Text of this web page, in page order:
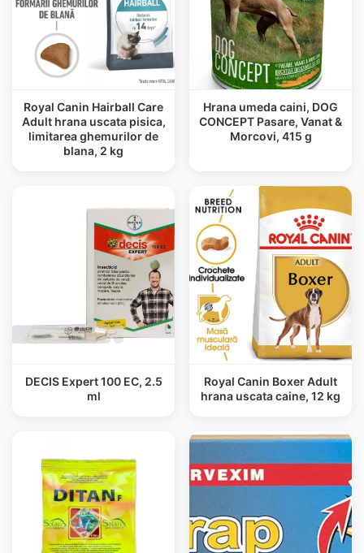
Royal Canin Hairball Care
Adult hrana uscata pisica,
limitarea ghemurilor de
blana, 2 kg
Hrana umeda caini, DOG
CONCEPT Pasare, Vanat &
Morcovi, 415 g
DECIS Expert 100 EC, 2.5
ml
Royal Canin Boxer Adult
hrana uscata caine, 12 kg